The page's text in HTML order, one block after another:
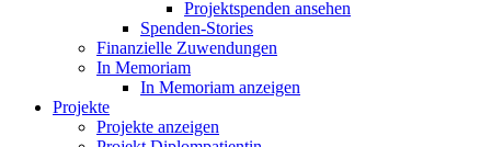
Projektspenden ansehen
Spenden-Stories
Finanzielle Zuwendungen
In Memoriam
In Memoriam anzeigen
Projekte
Projekte anzeigen